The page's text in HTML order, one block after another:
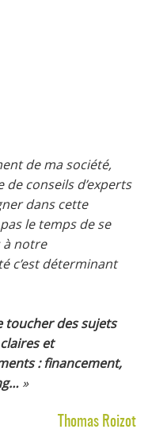
de ma société,
de conseils d’experts
dans cette
le temps de se
à notre
c’est déterminant
toucher des sujets
et
: financement,
»
Thomas Roizot